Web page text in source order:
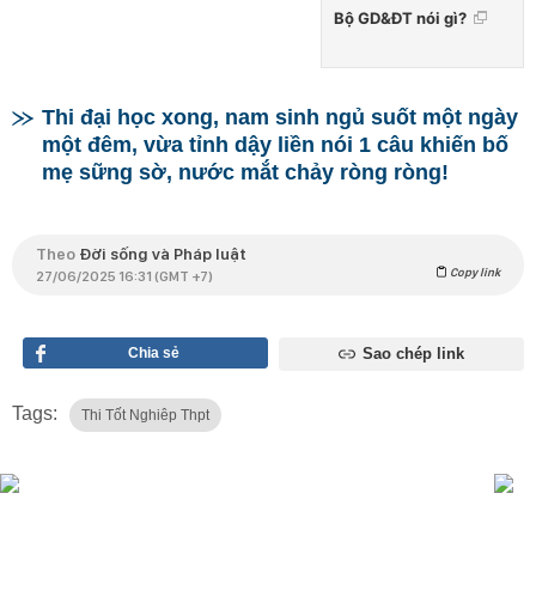
Bộ GD&ĐT nói gì?
Thi đại học xong, nam sinh ngủ suốt một ngày
một đêm, vừa tỉnh dậy liền nói 1 câu khiến bố
mẹ sững sờ, nước mắt chảy ròng ròng!
Theo Đời sống và Pháp luật
27/06/2025 16:31 (GMT +7) Copy link
Chia sẻ Sao chép link
Tags: Thi Tốt Nghiêp Thpt